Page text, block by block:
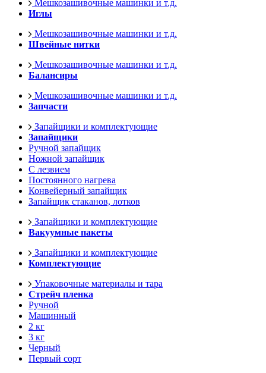
Мешкозашивочные машинки и т.д.
Иглы
Мешкозашивочные машинки и т.д.
Швейные нитки
Мешкозашивочные машинки и т.д.
Балансиры
Мешкозашивочные машинки и т.д.
Запчасти
Запайщики и комплектующие
Запайщики
Ручной запайщик
Ножной запайщик
С лезвием
Постоянного нагрева
Конвейерный запайщик
Запайщик стаканов, лотков
Запайщики и комплектующие
Вакуумные пакеты
Запайщики и комплектующие
Комплектующие
Упаковочные материалы и тара
Стрейч пленка
Ручной
Машинный
2 кг
3 кг
Черный
Первый сорт